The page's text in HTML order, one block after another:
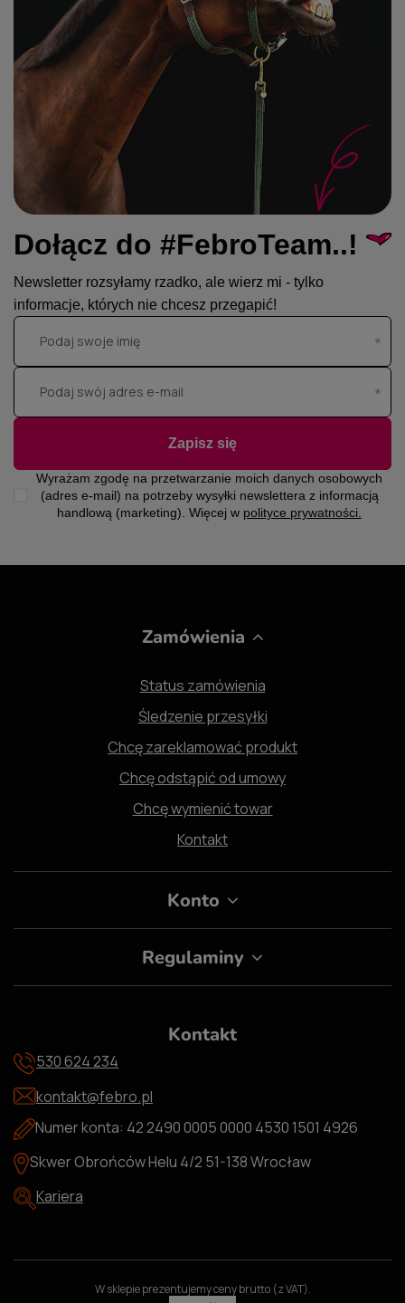
Dołącz do #FebroTeam..!
Newsletter rozsyłamy rzadko, ale wierz mi - tylko
informacje, których nie chcesz przegapić!
Podaj swoje imię
Podaj swój adres e-mail
Wyrażam zgodę na przetwarzanie moich danych osobowych
(adres e-mail) na potrzeby wysyłki newslettera z informacją
handlową (marketing). Więcej w polityce prywatności.
Zapisz się
Zamówienia
Status zamówienia
Śledzenie przesyłki
Chcę zareklamować produkt
Chcę odstąpić od umowy
Chcę wymienić towar
Kontakt
Konto
Regulaminy
Kontakt
530 624 234
kontakt@febro.pl
Numer konta: 42 2490 0005 0000 4530 1501 4926
Skwer Obrońców Helu 4/2 51-138 Wrocław
Kariera
W sklepie prezentujemy ceny brutto (z VAT).